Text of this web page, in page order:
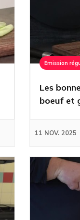
Emission
Les
boeuf et
11 NOV. 2025